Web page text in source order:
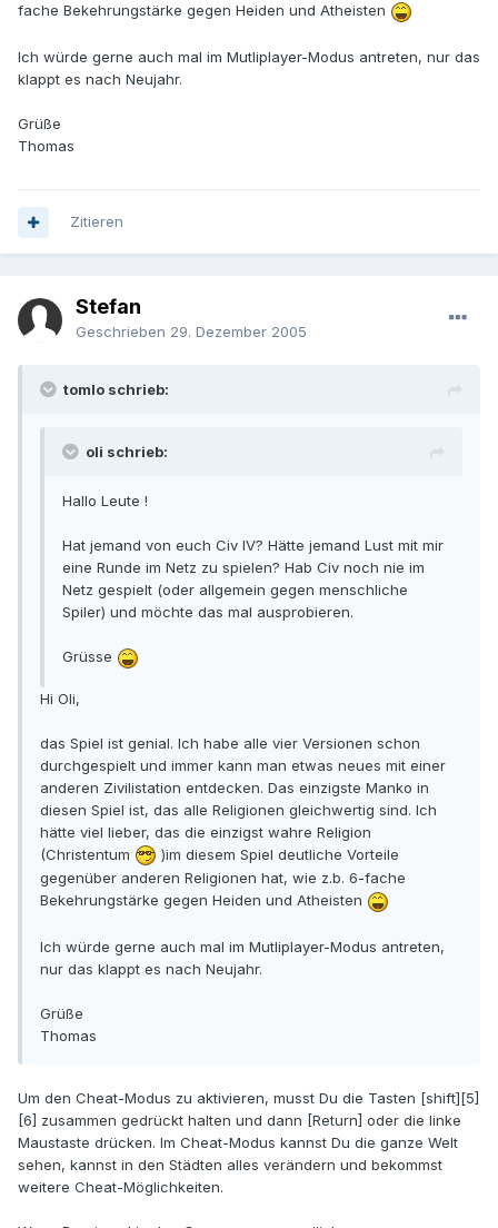
fache Bekehrungstärke gegen Heiden und Atheisten
Ich würde gerne auch mal im Mutliplayer-Modus antreten, nur das
klappt es nach Neujahr.
Grüße
Thomas
Zitieren
Stefan
Geschrieben 29. Dezember 2005
tomlo schrieb:
oli schrieb:
Hallo Leute !
Hat jemand von euch Civ IV? Hätte jemand Lust mit mir
eine Runde im Netz zu spielen? Hab Civ noch nie im
Netz gespielt (oder allgemein gegen menschliche
Spiler) und möchte das mal ausprobieren.
Grüsse
Hi Oli,
das Spiel ist genial. Ich habe alle vier Versionen schon
durchgespielt und immer kann man etwas neues mit einer
anderen Zivilistation entdecken. Das einzigste Manko in
diesen Spiel ist, das alle Religionen gleichwertig sind. Ich
hätte viel lieber, das die einzigst wahre Religion
(Christentum
)im diesem Spiel deutliche Vorteile
gegenüber anderen Religionen hat, wie z.b. 6-fache
Bekehrungstärke gegen Heiden und Atheisten
Ich würde gerne auch mal im Mutliplayer-Modus antreten,
nur das klappt es nach Neujahr.
Grüße
Thomas
Um den Cheat-Modus zu aktivieren, musst Du die Tasten [shift][5]
[6] zusammen gedrückt halten und dann [Return] oder die linke
Maustaste drücken. Im Cheat-Modus kannst Du die ganze Welt
sehen, kannst in den Städten alles verändern und bekommst
weitere Cheat-Möglichkeiten.